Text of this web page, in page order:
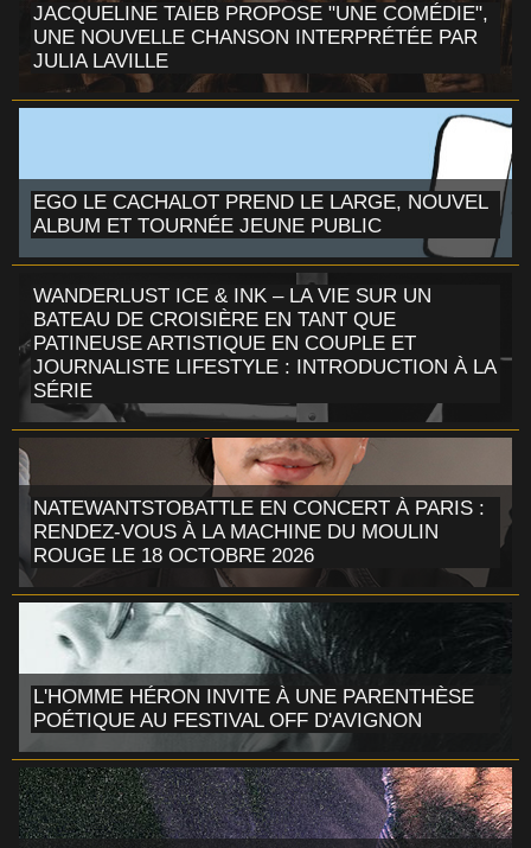
JACQUELINE TAIEB PROPOSE "UNE COMÉDIE",
UNE NOUVELLE CHANSON INTERPRÉTÉE PAR
JULIA LAVILLE
EGO LE CACHALOT PREND LE LARGE, NOUVEL
ALBUM ET TOURNÉE JEUNE PUBLIC
WANDERLUST ICE & INK – LA VIE SUR UN
BATEAU DE CROISIÈRE EN TANT QUE
PATINEUSE ARTISTIQUE EN COUPLE ET
JOURNALISTE LIFESTYLE : INTRODUCTION À LA
SÉRIE
NATEWANTSTOBATTLE EN CONCERT À PARIS :
RENDEZ-VOUS À LA MACHINE DU MOULIN
ROUGE LE 18 OCTOBRE 2026
L'HOMME HÉRON INVITE À UNE PARENTHÈSE
POÉTIQUE AU FESTIVAL OFF D'AVIGNON